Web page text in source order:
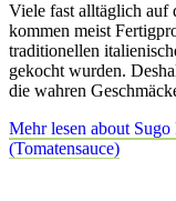
Viele fast alltäglich auf
kommen meist
traditionellen
gekocht wurden.
die wahren
Mehr lesen about
(Tomatensauce)